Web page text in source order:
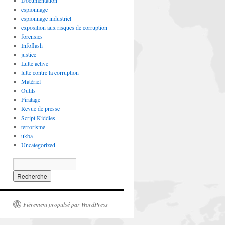
espionnage
espionnage industriel
exposition aux risques de corruption
forensics
Infoflash
justice
Lutte active
lutte contre la corruption
Matériel
Outils
Piratage
Revue de presse
Script Kiddies
terrorisme
ukba
Uncategorized
Fièrement propulsé par WordPress